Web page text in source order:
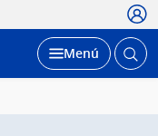
Desplegar
Menú Abrir